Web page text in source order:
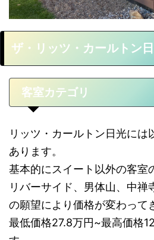
ザ・リッツ・カールトン
客室カテゴリ
リッツ・カールトン日光には
あります。
基本的にスイート以外の客室
リバーサイド、男体山、中禅
の願望により価格が変わって
最低価格27.8万円~最高価格